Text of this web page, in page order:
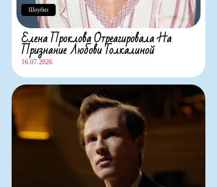
Елена Проклова Отреагировала На
Признание Любови Толкалиной
16.07.2026
Шоубиз